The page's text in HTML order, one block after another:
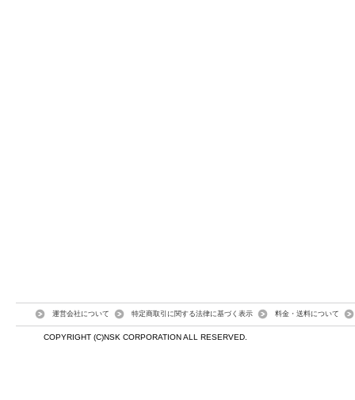
運営会社について 特定商取引に関する法律に基づく表示 料金・送料について
COPYRIGHT (C)NSK CORPORATION ALL RESERVED.